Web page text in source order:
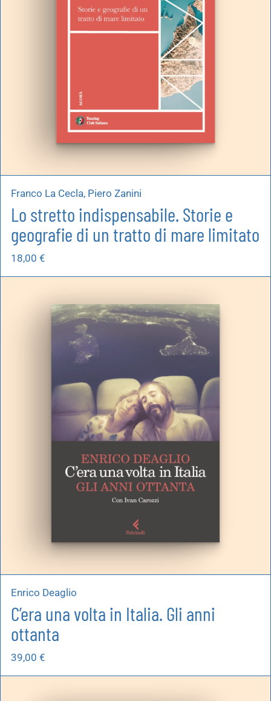
Franco La Cecla, Piero Zanini
Lo stretto indispensabile. Storie e
geografie di un tratto di mare limitato
18,00 €
Enrico Deaglio
C’era una volta in Italia. Gli anni
ottanta
39,00 €